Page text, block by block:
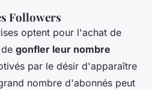
Followers
optent pour l'achat de
gonfler leur nombre
par le désir d'apparaître
nombre d'abonnés peut